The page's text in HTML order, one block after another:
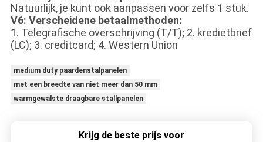
Natuurlijk, je kunt ook aanpassen voor zelfs 1 stuk.
V6: Verscheidene betaalmethoden:
1. Telegrafische overschrijving (T/T); 2. kredietbrief
(LC); 3. creditcard; 4. Western Union
medium duty paardenstalpanelen
met een breedte van niet meer dan 50 mm
warmgewalste draagbare stallpanelen
Krijg de beste prijs voor